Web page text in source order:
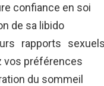
confiance en soi
de sa libido
rapports
vos préférences
du sommeil